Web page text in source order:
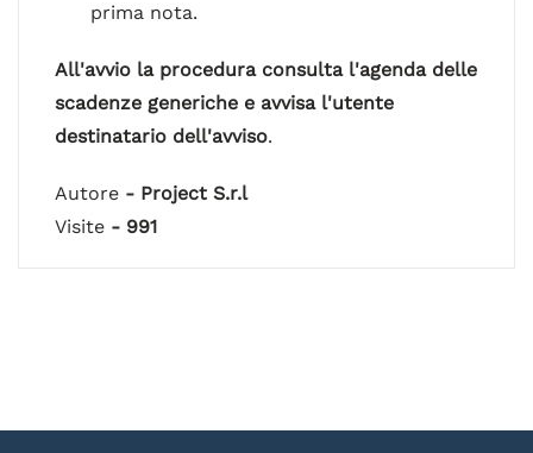
prima nota.
All'avvio la procedura consulta l'agenda delle
scadenze generiche e avvisa l'utente
destinatario dell'avviso.
Autore - Project S.r.l
Visite - 991